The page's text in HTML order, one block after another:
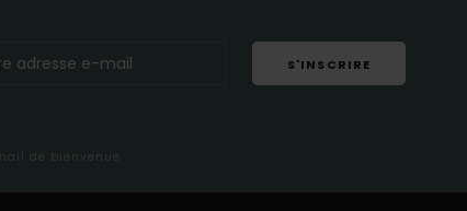
S'INSCRIRE
de bienvenue